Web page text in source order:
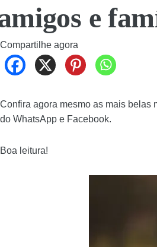
e
Compartilhe agora
Confira agora mesmo as mais belas
do WhatsApp e Facebook.
Boa leitura!